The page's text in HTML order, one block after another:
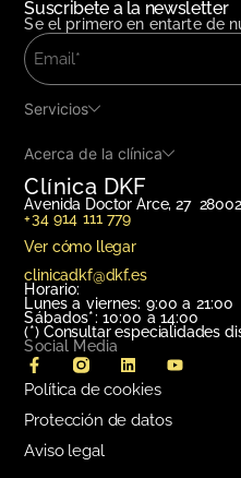
Clínica DKF
Avenida Doctor Arce, 27
+34 914 111 779
Ver cómo llegar
clinicadkf@dkf.es
Horario:
Lunes a viernes: 9:00 a 21:00
Sábados*: 10:00 a 14:00
(*) Consultar especialidades
Social Media
Suscribete a la newsletter
Se el primero en entarte de
Servicios
Acerca de la clínica
Política de cookies
Protección de datos
Aviso legal